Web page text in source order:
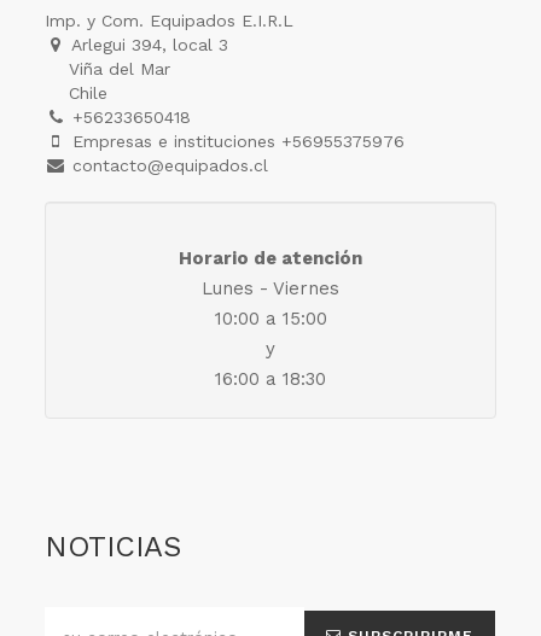
Imp. y Com. Equipados E.I.R.L
Arlegui 394, local 3
Viña del Mar
Chile
+56233650418
Empresas e instituciones +56955375976
contacto@equipados.cl
Horario de atención
Lunes - Viernes
10:00 a 15:00
y
16:00 a 18:30
NOTICIAS